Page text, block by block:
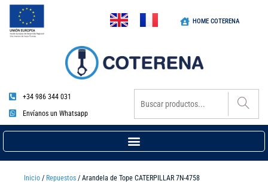
HOME COTERENA
+34 986 344 031
Envíanos un Whatsapp
Inicio / Repuestos / Arandela de Tope CATERPILLAR 7N-4758